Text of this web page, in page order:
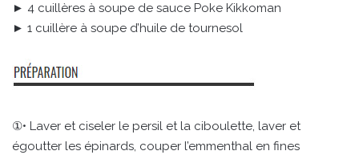
► 4 cuillères à soupe de sauce Poke Kikkoman
► 1 cuillère à soupe d’huile de tournesol
①• Laver et ciseler le persil et la ciboulette, laver et
égoutter les épinards, couper l’emmenthal en fines